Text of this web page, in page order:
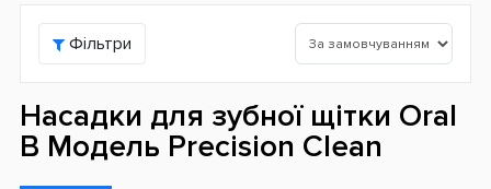
Фільтри
Насадки для зубної щітки Oral
B Модель Precision Clean